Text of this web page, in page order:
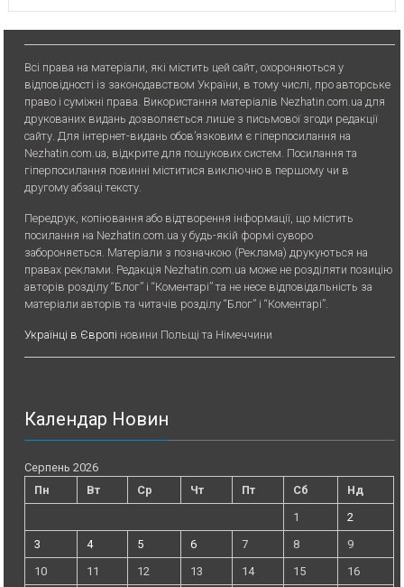
Всі права на матеріали, які містить цей сайт, охороняються у
відповідності із законодавством України, в тому числі, про авторське
право і суміжні права. Використання матерiалiв Nezhatin.com.ua для
друкованих видань дозволяється лише з письмової згоди редакції
сайту. Для iнтернет-видань обов’язковим є гiперпосилання на
Nezhatin.com.ua, відкрите для пошукових систем. Посилання та
гіперпосилання повинні міститися виключно в першому чи в
другому абзаці тексту.
Передрук, копiювання або вiдтворення iнформацiї, що мiстить
посилання на Nezhatin.com.ua у будь-якiй формi суворо
забороняється. Матеріали з позначкою (Реклама) друкуються на
правах реклами. Редакція Nezhatin.com.ua може не розділяти позицію
авторів розділу “Блог” і “Коментарі” та не несе відповідальність за
матеріали авторів та читачів розділу “Блог” і “Коментарі”.
Українці в Європі новини Польщі та Німеччини
Календар Новин
Серпень 2026
Пн
Вт Ср Чт Пт Сб
Нд
1
2
3
4 5 6 7 8
9
10
11 12 13 14 15 16